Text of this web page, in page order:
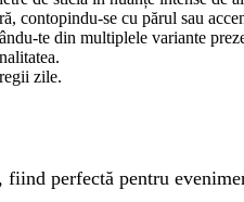
contopindu-se cu părul sau
te din multiplele variante
zile.
perfectă pentru